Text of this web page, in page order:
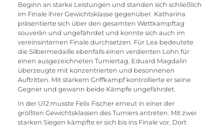
Beginn an starke Leistungen und standen sich schließlich
im Finale ihrer Gewichtsklasse gegenüber. Katharina
präsentierte sich über den gesamten Wettkampftag
souverän und ungefährdet und konnte sich auch im
vereinsinternen Finale durchsetzen. Für Lea bedeutete
die Silbermedaille ebenfalls einen verdienten Lohn für
einen ausgezeichneten Turniertag. Eduard Magdalin
überzeugte mit konzentrierten und besonnenen
Auftritten. Mit starkem Griffkampf kontrollierte er seine
Gegner und gewann beide Kämpfe ungefährdet.
In der U12 musste Felix Fischer erneut in einer der
größten Gewichtsklassen des Turniers antreten. Mit zwei
starken Siegen kämpfte er sich bis ins Finale vor. Dort